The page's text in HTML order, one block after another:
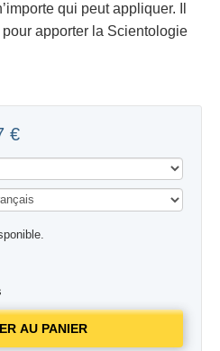
qui peut appliquer. Il
apporter la Scientologie
€
AU PANIER